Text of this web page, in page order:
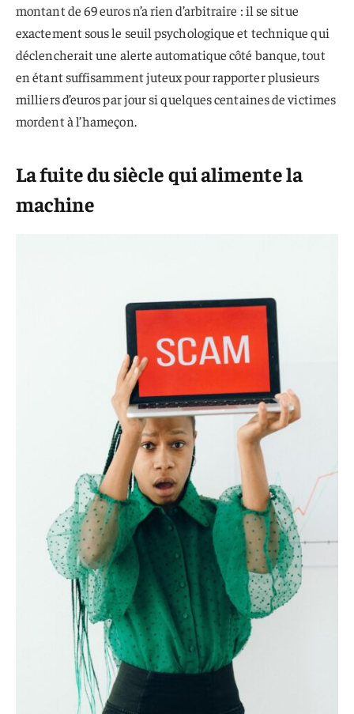
montant de 69 euros n’a rien d’arbitraire : il se situe
exactement sous le seuil psychologique et technique qui
déclencherait une alerte automatique côté banque, tout
en étant suffisamment juteux pour rapporter plusieurs
milliers d’euros par jour si quelques centaines de victimes
mordent à l’hameçon.
La fuite du siècle qui alimente la
machine